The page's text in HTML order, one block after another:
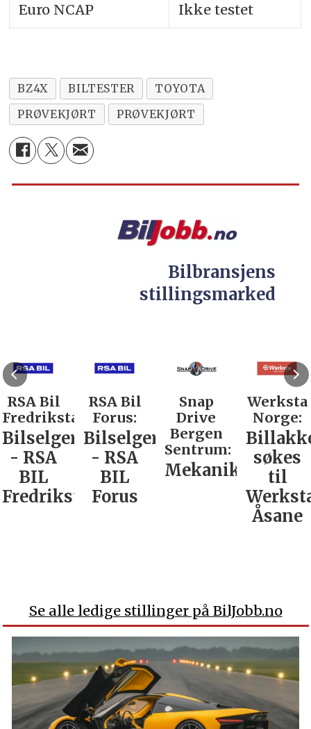
Euro NCAP
Ikke testet
BZ4X BILTESTER
TOYOTA
PRØVEKJØRT
PRØVEKJØRT
Bilbransjens
stillingsmarked
RSA Bil
Fredrikstad:
Bilselger
- RSA
BIL
Fredrikstad
RSA Bil
Forus:
Bilselger
- RSA
BIL
Forus
Snap
Drive
Bergen
Sentrum:
Mekaniker
Werksta
Norge:
søkes
til
Åsane
Se alle ledige stillinger på BilJobb.no